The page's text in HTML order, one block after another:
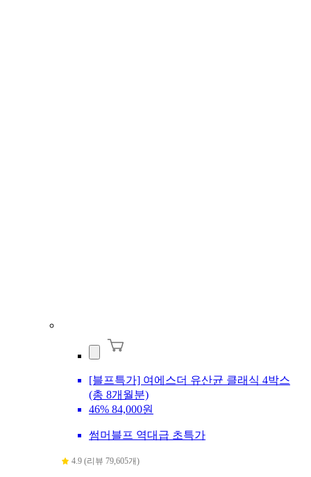
[블프특가] 여에스더 유산균 클래식 4박스
(총 8개월분)
46% 84,000원
썸머블프 역대급 초특가
4.9 (리뷰 79,605개)